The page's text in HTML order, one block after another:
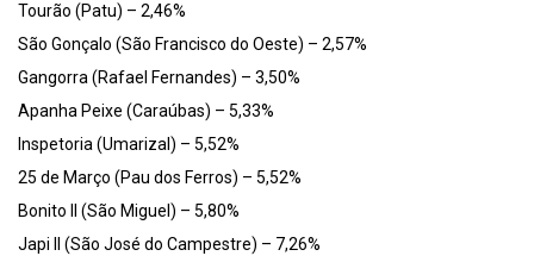
Tourão (Patu) – 2,46%
São Gonçalo (São Francisco do Oeste) – 2,57%
Gangorra (Rafael Fernandes) – 3,50%
Apanha Peixe (Caraúbas) – 5,33%
Inspetoria (Umarizal) – 5,52%
25 de Março (Pau dos Ferros) – 5,52%
Bonito II (São Miguel) – 5,80%
Japi II (São José do Campestre) – 7,26%